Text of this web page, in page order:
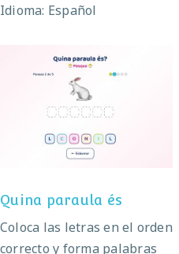
Idioma: Español
Quina paraula és
Quina paraula és
Coloca las letras en el orden
correcto y forma palabras